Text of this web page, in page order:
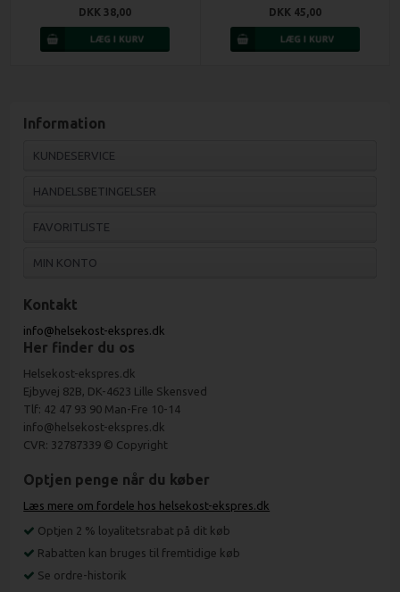
DKK 38,00 DKK 45,00
Information
KUNDESERVICE
HANDELSBETINGELSER
FAVORITLISTE
MIN KONTO
Kontakt
info@helsekost-ekspres.dk
Her finder du os
Helsekost-ekspres.dk
Ejbyvej 82B, DK-4623 Lille Skensved
Tlf: 42 47 93 90 Man-Fre 10-14
info@helsekost-ekspres.dk
CVR: 32787339 © Copyright
Optjen penge når du køber
Læs mere om fordele hos helsekost-ekspres.dk
Optjen 2 % loyalitetsrabat på dit køb
Rabatten kan bruges til fremtidige køb
Se ordre-historik